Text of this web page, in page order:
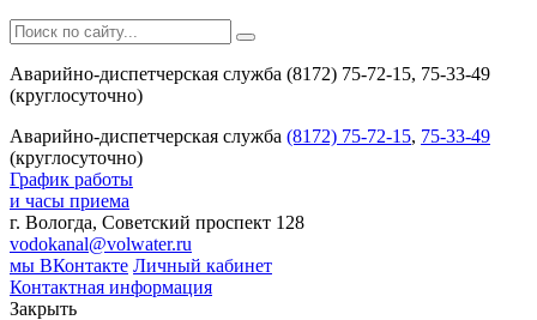
Аварийно-диспетчерская служба (8172) 75-72-15, 75-33-49
(круглосуточно)
Аварийно-диспетчерская служба (8172) 75-72-15, 75-33-49
(круглосуточно)
График работы
и часы приема
г. Вологда, Советский проспект 128
vodokanal@volwater.ru
мы ВКонтакте Личный кабинет
Контактная информация
Закрыть